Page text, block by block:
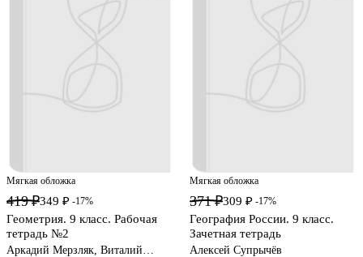
Мягкая обложка
419 ₽349 ₽ -17%
Геометрия. 9 класс. Рабочая
тетрадь №2
Аркадий Мерзляк, Виталий
Мягкая обложка
371 ₽309 ₽ -17%
География России. 9 класс.
Зачетная тетрадь
Алексей Супрычёв